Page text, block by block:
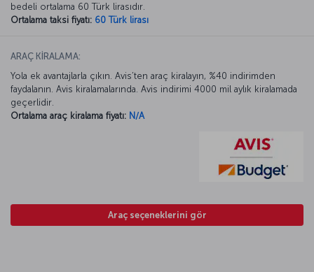
bedeli ortalama 60 Türk lirasıdır.
Ortalama taksi fiyatı: 60 Türk lirası
ARAÇ KİRALAMA:
Yola ek avantajlarla çıkın. Avis’ten araç kiralayın, %40 indirimden
faydalanın. Avis kiralamalarında. Avis indirimi 4000 mil aylık kiralamada
geçerlidir.
Ortalama araç kiralama fiyatı: N/A
Araç seçeneklerini gör